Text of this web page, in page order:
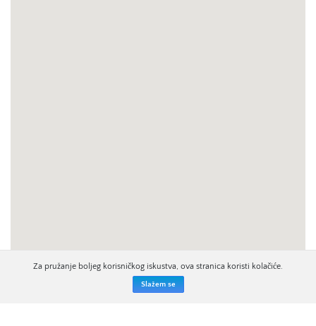
Za pružanje boljeg korisničkog iskustva, ova stranica koristi kolačiće.
Slažem se